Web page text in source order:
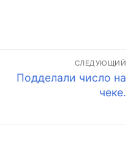
СЛЕДУЮЩИЙ
Следующая
Подделали число на
чеке.